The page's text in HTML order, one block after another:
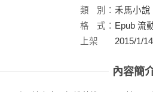
類
別： 禾馬小說
格
式： Epub 流
上架
2015/1/14
內容簡